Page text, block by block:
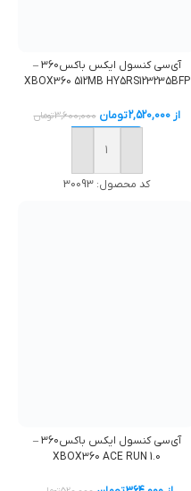
آی‌سی کنسول ایکس باکس360 –
XBOX360 512MB HY5RS123235BFP
از2,520,000تومان 3,600,000تومان
خرید
کد محصول: 30093
آی‌سی کنسول ایکس باکس360 –
XBOX360 ACE RUN 1.0